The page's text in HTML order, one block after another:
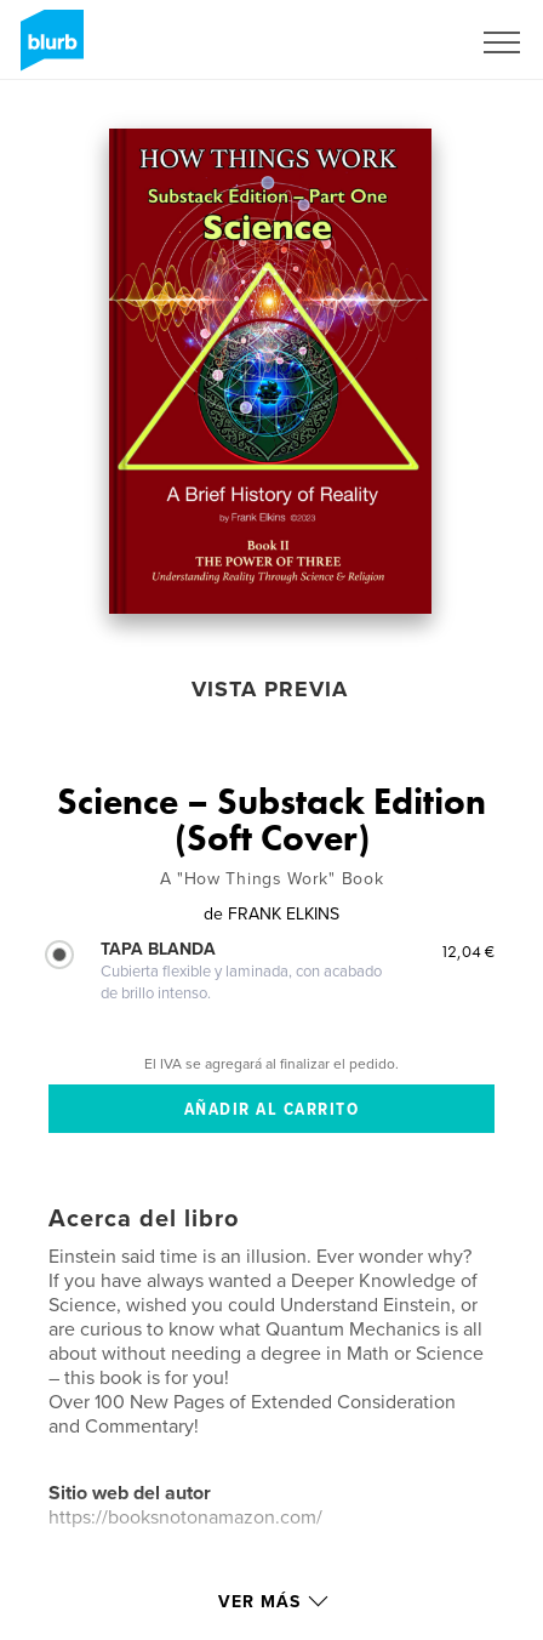
VISTA PREVIA
Science – Substack Edition
(Soft Cover)
A "How Things Work" Book
de FRANK ELKINS
TAPA BLANDA
Cubierta flexible y laminada, con acabado
de brillo intenso.
12,04 €
El IVA se agregará al finalizar el pedido.
Acerca del libro
Einstein said time is an illusion. Ever wonder why?
If you have always wanted a Deeper Knowledge of
Science, wished you could Understand Einstein, or
are curious to know what Quantum Mechanics is all
about without needing a degree in Math or Science
– this book is for you!
Over 100 New Pages of Extended Consideration
and Commentary!
Sitio web del autor
https://booksnotonamazon.com/
Características y detalles
VER MÁS